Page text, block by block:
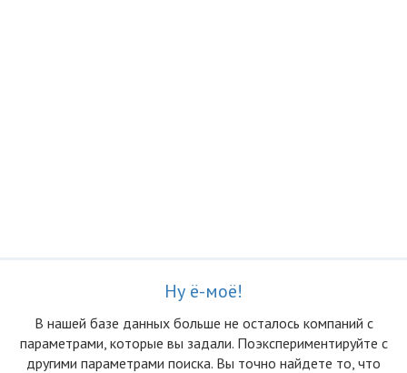
Ну ё-моё!
В нашей базе данных больше не осталоcь компаний с
параметрами, которые вы задали. Поэкспериментируйте с
другими параметрами поиска. Вы точно найдете то, что